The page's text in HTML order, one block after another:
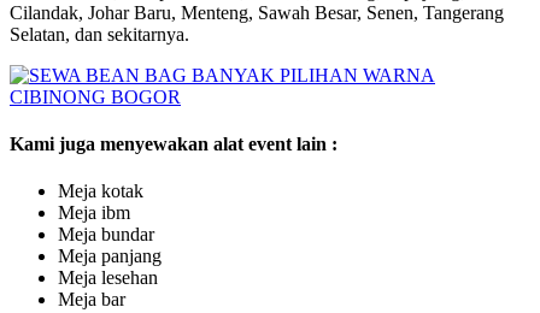
Cilandak, Johar Baru, Menteng, Sawah Besar, Senen, Tangerang
Selatan, dan sekitarnya.
Kami juga menyewakan alat event lain :
Meja kotak
Meja ibm
Meja bundar
Meja panjang
Meja lesehan
Meja bar